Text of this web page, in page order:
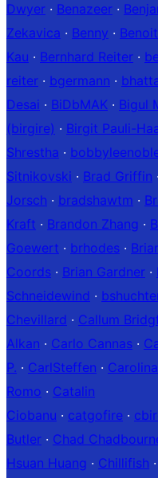
Dwyer · Benazeer ·
Zekavica · Benny ·
Kau · Bernhard Reiter ·
reiter · bgermann ·
Desai · BiDbMAK · Bigul
(birgire) · Birgit Pauli-
Shrestha ·
Sitnikovski · Brad Griffin ·
Jorsch · bradshawtm ·
Kraft · Brandon Zhang ·
Goewert · brhodes ·
Coords · Brian Gardner ·
Schneidewind ·
Chevillard · Callum
Alkan · Carlo Cannas ·
P. · CarlSteffen ·
Romo · Catalin
Ciobanu · catgofire ·
Butler · Chad
Hsuan Huang · Chillifish ·